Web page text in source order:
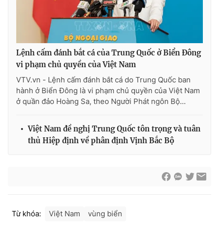
Cơ quan báo chí:
Thời báo VTV
Giấy phép hoạt động báo in và báo điện tử số 483/GP-BTTTT
cấp ngày 29/12/2023
Tổng Biên tập:Vũ Thanh Thủy
Phó Tổng Biên tập:Nguyễn Thị Mỹ Hạnh, Phạm Quốc Thắng,
Tổng đài VTV: 024.38 355 931 - 024.38 355 932
Ðiện thoại Thời báo VTV:024.66 897 897
Liên hệ quảng cáo:024-7300.7108
Lệnh cấm đánh bắt cá của Trung Quốc ở Biển Đông
vi phạm chủ quyền của Việt Nam
VTV.vn - Lệnh cấm đánh bắt cá do Trung Quốc ban
hành ở Biển Đông là vi phạm chủ quyền của Việt Nam
ở quần đảo Hoàng Sa, theo Người Phát ngôn Bộ...
Việt Nam đề nghị Trung Quốc tôn trọng và tuân
thủ Hiệp định về phân định Vịnh Bắc Bộ
Từ khóa: Việt Nam vùng biển